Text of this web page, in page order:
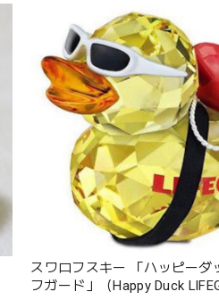
スワロフスキー 「ハッピーダ
フガード」（Happy Duck